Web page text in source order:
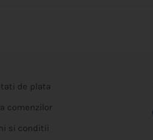
de plata
comenzilor
si conditii